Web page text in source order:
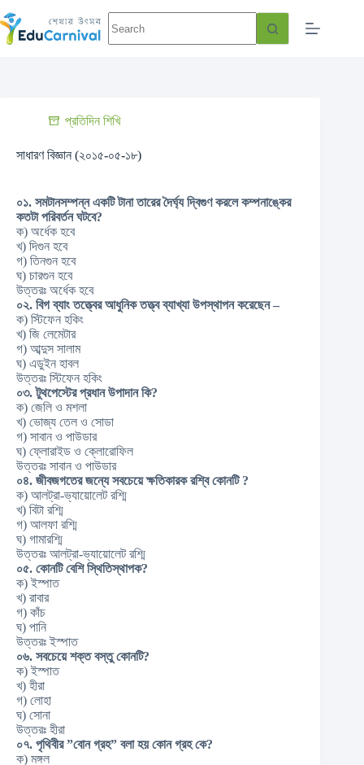
প্রতিদিন শিখি
সাধারণ বিজ্ঞান (২০১৫-০৫-১৮)
০১. সমটানসম্পন্ন একটি টানা তারের দৈর্ঘ্য দ্বিগুণ করলে কম্পনাঙ্কের
কতটা পরিবর্তন ঘটবে?
ক) অর্ধেক হবে
খ) দিগুন হবে
গ) তিনগুন হবে
ঘ) চারগুন হবে
উত্তরঃ অর্ধেক হবে
০২. বিগ ব্যাং তত্ত্বের আধুনিক তত্ত্ব ব্যাখ্যা উপস্থাপন করেছেন –
ক) স্টিফেন হকিং
খ) জি লেমেটার
গ) আব্দুস সালাম
ঘ) এডুইন হাবল
উত্তরঃ স্টিফেন হকিং
০৩. টুথপেস্টের প্রধান উপাদান কি?
ক) জেলি ও মশলা
খ) ভোজ্য তেল ও সোডা
গ) সাবান ও পাউডার
ঘ) ফ্লোরাইড ও ক্লোরোফিল
উত্তরঃ সাবান ও পাউডার
০৪. জীবজগতের জন্যে সবচেয়ে ক্ষতিকারক রশ্বি কোনটি ?
ক) আলট্রা-ভ্যায়োলেট রশ্মি
খ) বিটা রশ্মি
গ) আলফা রশ্মি
ঘ) গামারশ্মি
উত্তরঃ আলট্রা-ভ্যায়োলেট রশ্মি
০৫. কোনটি বেশি স্থিতিস্থাপক?
ক) ইস্পাত
খ) রাবার
গ) কাঁচ
ঘ) পানি
উত্তরঃ ইস্পাত
০৬. সবচেয়ে শক্ত বস্তু কোনটি?
ক) ইস্পাত
খ) হীরা
গ) লোহা
ঘ) সোনা
উত্তরঃ হীরা
০৭. পৃথিবীর ”বোন গ্রহ” বলা হয় কোন গ্রহ কে?
ক) মঙ্গল